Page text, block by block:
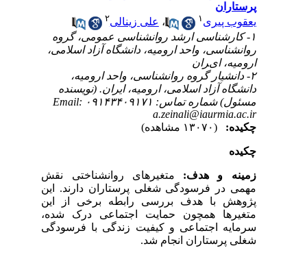
پرستاران
یعقوب پیری۱ ،علی زینالی
۱- کارﺷﻨﺎﺳﯽ ارﺷﺪ رواﻧﺸﻨﺎﺳﯽ ﻋﻤﻮﻣﯽ، ﮔﺮوه
رواﻧﺸﻨﺎﺳﯽ، واﺣﺪ اروﻣﯿﻪ، داﻧﺸﮕﺎه آزاد اﺳﻼﻣﯽ،
اروﻣﯿﻪ، ایﺮان
۲- دانشیار گروه روانشناسی، واحد ارومیه،
دانشگاه آزاد اسلامی، ارومیه، ایران. (نویسنده
مسئول) شماره تماس: ۰۹۱۴۳۴۰۹۱۷۱ Email:
a.zeinali@iaurmia.ac.ir
چکیده:
چکیده
زمینه و هدف:متغیرهای روانشناختی نقش
مهمی در فرسودگی شغلی پرستاران دارند. این
پژوهش با هدف بررسی رابطه برخی از این
متغیرها همچون حمایت اجتماعی درک شده،
سرمایه اجتماعی و کیفیت زندگی با فرسودگی
شغلی پرستاران انجام شد.